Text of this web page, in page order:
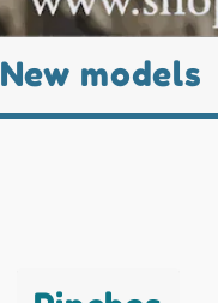
New models